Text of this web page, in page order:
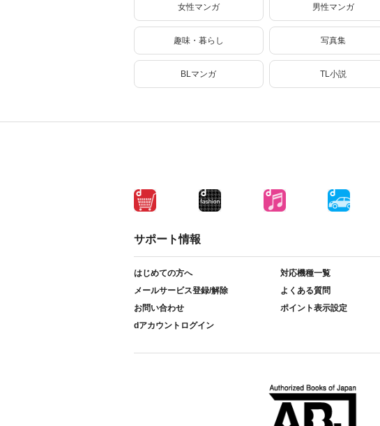
界に復讐＆『ざま
（２３）
女性マンガ 男性マンガ
趣味・暮らし 写真集
BLマンガ TL小説
サポート情報
はじめての方へ
対応機種一覧
メールサービス登録/解除
よくある質問
お問い合わせ
ポイント表示設定
dアカウントログイン